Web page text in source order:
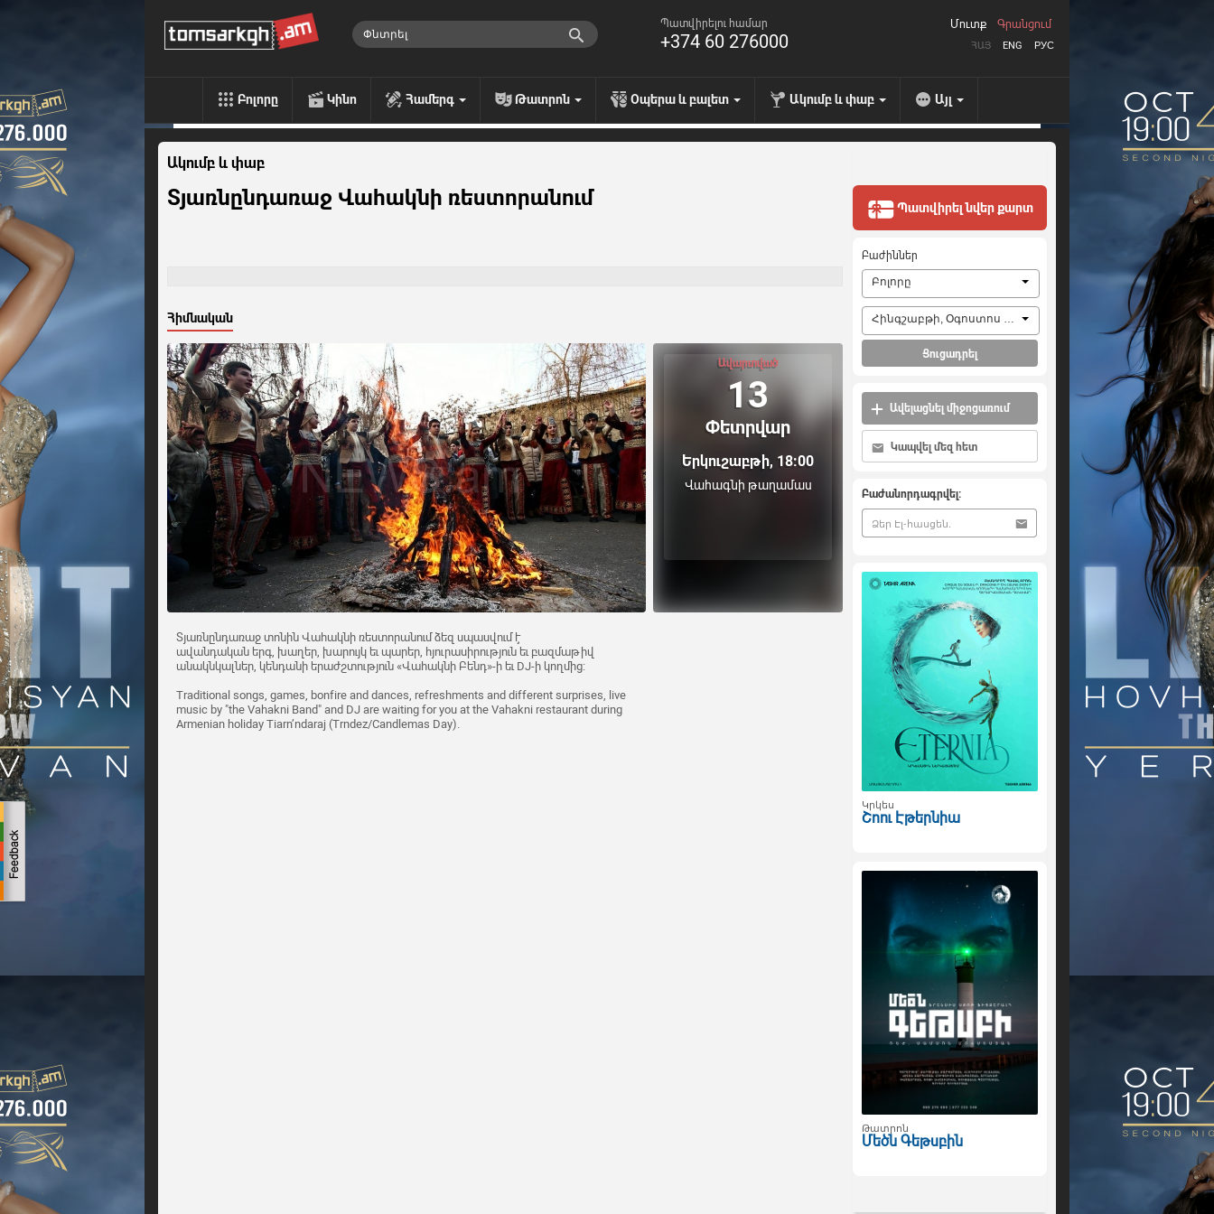
Պատվիրելու համար
+374 60 276000 ՀԱՅ ENG РУС
Մուտք Գրանցում
Բոլորը Կինո Համերգ Թատրոն Օպերա և բալետ Ակումբ և փաբ Այլ
Ակումբ և փաբ
Տյառնընդառաջ Վահակնի ռեստորանում
Հիմնական
Ավարտված
13
Փետրվար
Երկուշաբթի, 18:00
Վահագնի թաղամաս
Տյառնընդառաջ տոնին Վահակնի ռեստորանում ձեզ սպասվում է
ավանդական երգ, խաղեր, խարույկ եւ պարեր, հյուրասիրություն եւ բազմաթիվ
անակնկալներ, կենդանի երաժշտություն «Վահակնի Բենդ»-ի եւ DJ-ի կողմից։
Traditional songs, games, bonfire and dances, refreshments and different surprises, live
music by "the Vahakni Band" and DJ are waiting for you at the Vahakni restaurant during
Armenian holiday Tiarn’ndaraj (Trndez/Candlemas Day).
Պատվիրել նվեր քարտ
Բաժիններ
Բոլորը
Հինգշաբթի, Օգոստոս 6, 2026
Ցուցադրել
Ավելացնել միջոցառում
Կապվել մեզ հետ
Բաժանորդագրվել:
Կրկես
Շոու Էթերնիա
Թատրոն
Մեծն Գեթսբին